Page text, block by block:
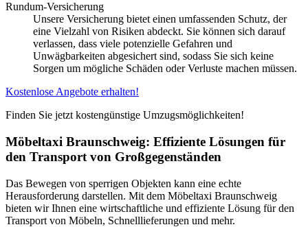
Rundum-Versicherung
Unsere Versicherung bietet einen umfassenden Schutz, der
eine Vielzahl von Risiken abdeckt. Sie können sich darauf
verlassen, dass viele potenzielle Gefahren und
Unwägbarkeiten abgesichert sind, sodass Sie sich keine
Sorgen um mögliche Schäden oder Verluste machen müssen.
Kostenlose Angebote erhalten!
Finden Sie jetzt kostengünstige Umzugsmöglichkeiten!
Möbeltaxi Braunschweig: Effiziente Lösungen für
den Transport von Großgegenständen
Das Bewegen von sperrigen Objekten kann eine echte
Herausforderung darstellen. Mit dem Möbeltaxi Braunschweig
bieten wir Ihnen eine wirtschaftliche und effiziente Lösung für den
Transport von Möbeln, Schnelllieferungen und mehr.